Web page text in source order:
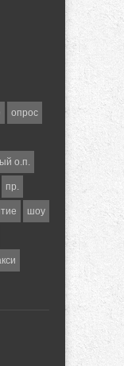
опрос
о.п.
пр.
шоу